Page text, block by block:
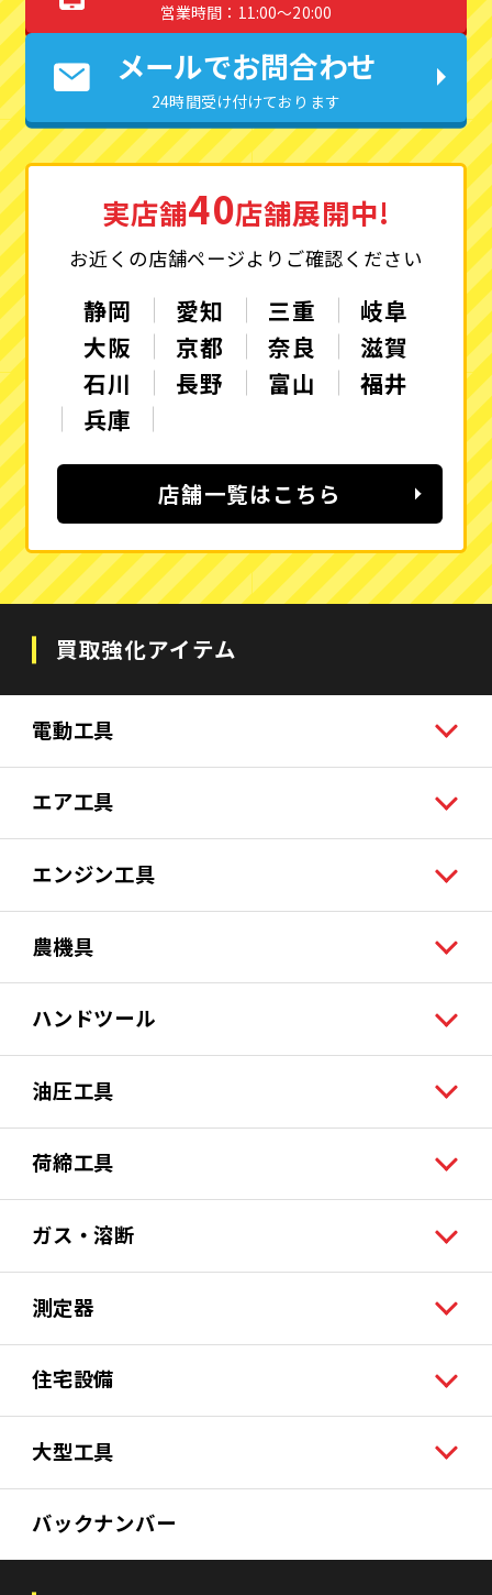
営業時間：11:00〜20:00
メールでお問合わせ
24時間受け付けております
実店舗40店舗展開中!
お近くの店舗ページよりご確認ください
静岡 愛知 三重
岐阜
大阪
京都 奈良
滋賀
石川
長野 富山
福井
兵庫
店舗一覧はこちら
買取強化アイテム
電動工具
エア工具
エンジン工具
農機具
ハンドツール
油圧工具
荷締工具
ガス・溶断
測定器
住宅設備
大型工具
バックナンバー